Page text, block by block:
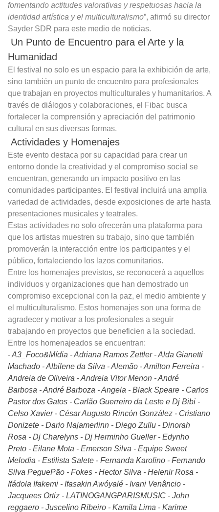
fomentando actitudes valorativas y respetuosas hacia la
identidad artística y el multiculturalismo”, afirmó su director
Sayder SDR para este medio de noticias.
Un Punto de Encuentro para el Arte y la
Humanidad
El festival no solo es un espacio para la exhibición de arte,
sino también un punto de encuentro para profesionales
que trabajan en proyectos multiculturales y humanitarios. A
través de diálogos y colaboraciones, el Fibac busca
fortalecer la comprensión y apreciación del patrimonio
cultural en sus diversas formas.
Actividades y Homenajes
Este evento destaca por su capacidad para crear un
entorno donde la creatividad y el compromiso social se
encuentran, generando un impacto positivo en las
comunidades participantes. El festival incluirá una amplia
variedad de actividades, desde exposiciones de arte hasta
presentaciones musicales y teatrales.
Estas actividades no solo ofrecerán una plataforma para
que los artistas muestren su trabajo, sino que también
promoverán la interacción entre los participantes y el
público, fortaleciendo los lazos comunitarios.
Entre los homenajes previstos, se reconocerá a aquellos
individuos y organizaciones que han demostrado un
compromiso excepcional con la paz, el medio ambiente y
el multiculturalismo. Estos homenajes son una forma de
agradecer y motivar a los profesionales a seguir
trabajando en proyectos que beneficien a la sociedad.
Entre los homenajeados se encuentran:
- A3_Foco&Mídia - Adriana Ramos Zettler - Alda Gianetti
Machado - Albilene da Silva - Alemão - Amilton Ferreira -
Andreia de Oliveira - Andreia Vitor Menon - André
Barbosa - André Barboza - Angela - Black Speare - Carlos
Pastor dos Gatos - Carlão Guerreiro da Leste e Dj Bibi -
Celso Xavier - César Augusto Rincón González - Cristiano
Donizete - Dario Najamerlinn - Diego Zullu - Dinorah
Rosa - Dj Charelyns - Dj Herminho Gueller - Edynho
Preto - Eilane Mota - Emerson Silva - Equipe Sweet
Melodia - Estilista Salete - Fernanda Karolino - Fernando
Silva PeguePão - Fokes - Hector Silva - Helenir Rosa -
Ifádola Ifakemi - Ifasakin Awóyalé - Ivani Venâncio -
Jacquees Ortiz - LATINOGANGPARISMUSIC - John
reggaero - Juscelino Ribeiro - Kamila Lima - Karime